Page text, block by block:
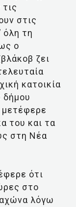
στις
όλη τη
ο
ζει
κατοικία
μετέφερε
του και τα
στη Νέα
ότι
στο
λόγω